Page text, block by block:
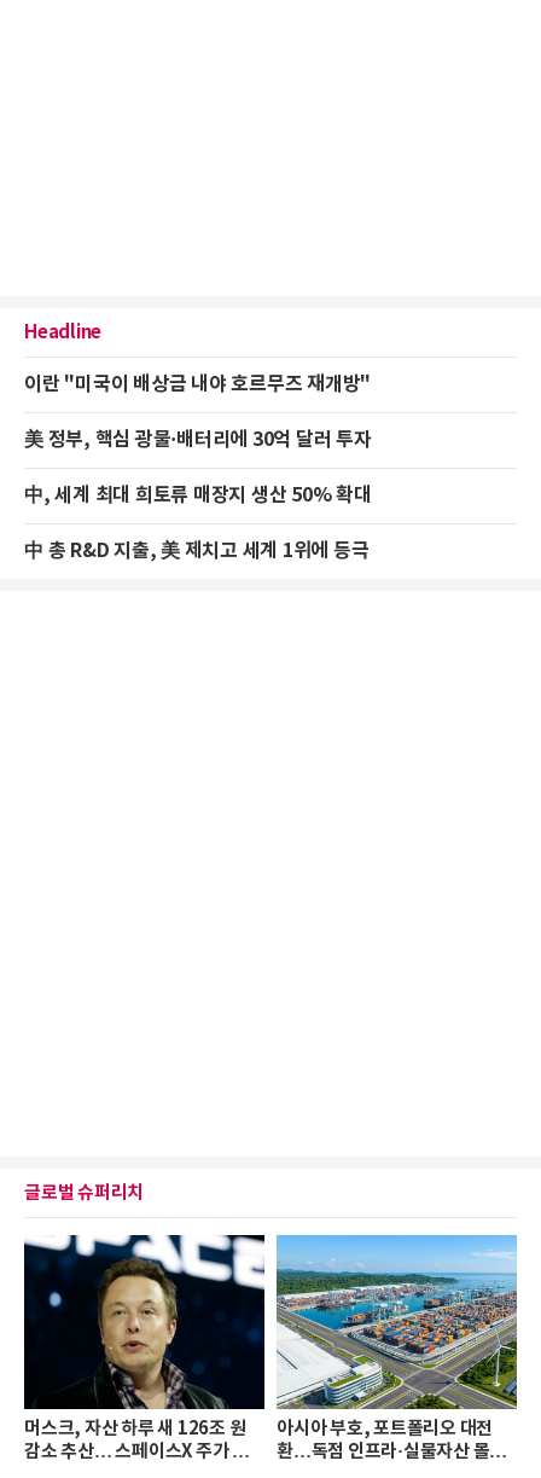
Headline
이란 "미국이 배상금 내야 호르무즈 재개방"
美 정부, 핵심 광물·배터리에 30억 달러 투자
中, 세계 최대 희토류 매장지 생산 50% 확대
中 총 R&D 지출, 美 제치고 세계 1위에 등극
글로벌 슈퍼리치
머스크, 자산 하루 새 126조 원
감소 추산… 스페이스X 주가 하
아시아 부호, 포트폴리오 대전
환…독점 인프라·실물자산 몰린